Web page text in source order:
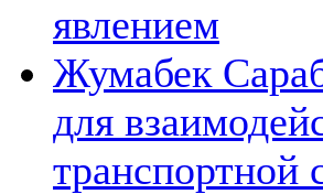
явлением
Жумабек
для
транспортной